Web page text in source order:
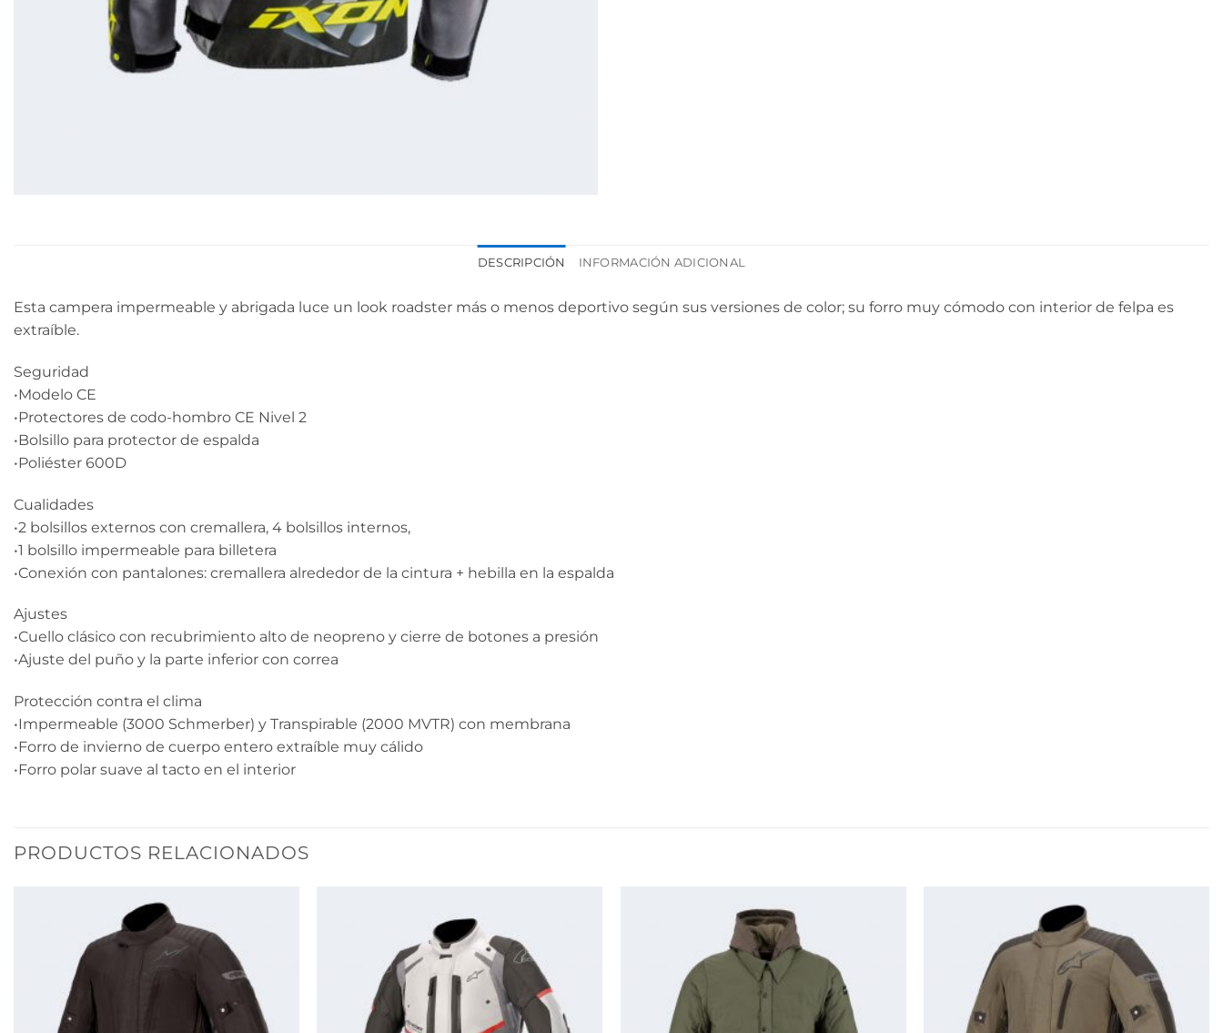
DESCRIPCIÓN INFORMACIÓN ADICIONAL
Esta campera impermeable y abrigada luce un look roadster más o menos deportivo según sus versiones de color; su forro muy cómodo con interior de felpa es
extraíble.
Seguridad
•Modelo CE
•Protectores de codo-hombro CE Nivel 2
•Bolsillo para protector de espalda
•Poliéster 600D
Cualidades
•2 bolsillos externos con cremallera, 4 bolsillos internos,
•1 bolsillo impermeable para billetera
•Conexión con pantalones: cremallera alrededor de la cintura + hebilla en la espalda
Ajustes
•Cuello clásico con recubrimiento alto de neopreno y cierre de botones a presión
•Ajuste del puño y la parte inferior con correa
Protección contra el clima
•Impermeable (3000 Schmerber) y Transpirable (2000 MVTR) con membrana
•Forro de invierno de cuerpo entero extraíble muy cálido
•Forro polar suave al tacto en el interior
PRODUCTOS RELACIONADOS